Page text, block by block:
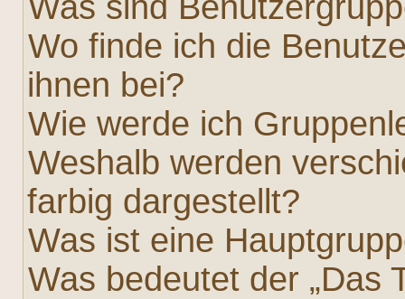
Wo finde ich die
ihnen bei?
Wie werde ich
Weshalb werden
farbig dargestellt?
Was ist eine
Was bedeutet der „Das